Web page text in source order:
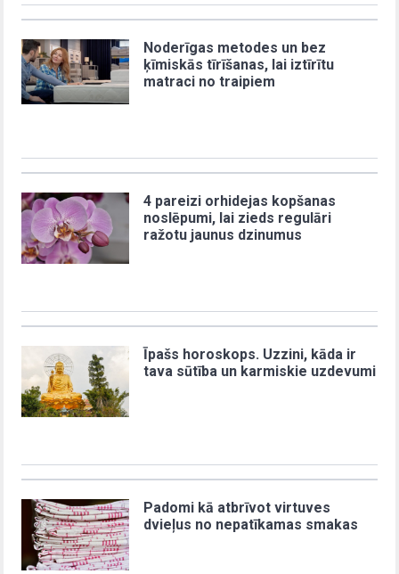
Noderīgas metodes un bez
ķīmiskās tīrīšanas, lai iztīrītu
matraci no traipiem
4 pareizi orhidejas kopšanas
noslēpumi, lai zieds regulāri
ražotu jaunus dzinumus
Īpašs horoskops. Uzzini, kāda ir
tava sūtība un karmiskie uzdevumi
Padomi kā atbrīvot virtuves
dvieļus no nepatīkamas smakas